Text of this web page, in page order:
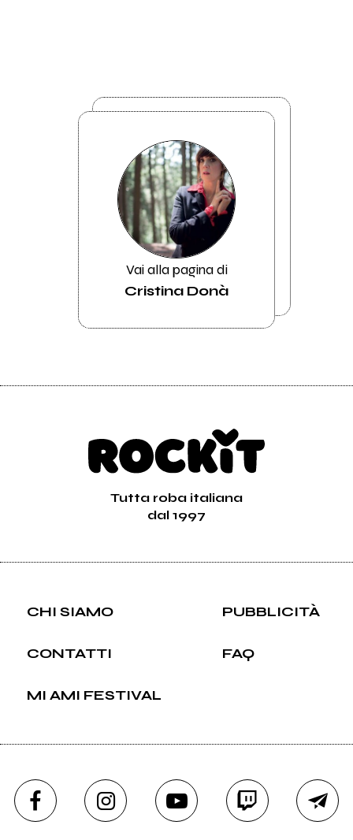
Vai alla pagina di
Cristina Donà
Tutta roba italiana
dal 1997
CHI SIAMO PUBBLICITÀ
CONTATTI FAQ
MI AMI FESTIVAL